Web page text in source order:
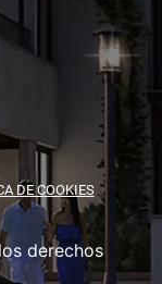
DE COOKIES
derechos